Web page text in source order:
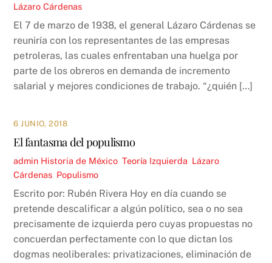
Lázaro Cárdenas
El 7 de marzo de 1938, el general Lázaro Cárdenas se
reuniría con los representantes de las empresas
petroleras, las cuales enfrentaban una huelga por
parte de los obreros en demanda de incremento
salarial y mejores condiciones de trabajo. “¿quién […]
6 JUNIO, 2018
El fantasma del populismo
admin Historia de México ,Teoría Izquierda Lázaro
Cárdenas Populismo
Escrito por: Rubén Rivera Hoy en día cuando se
pretende descalificar a algún político, sea o no sea
precisamente de izquierda pero cuyas propuestas no
concuerdan perfectamente con lo que dictan los
dogmas neoliberales: privatizaciones, eliminación de